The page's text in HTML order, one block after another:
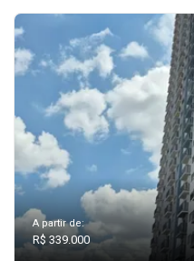
A partir de:
R$ 339.000